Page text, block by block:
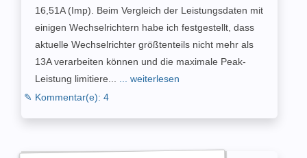
16,51A (Imp). Beim Vergleich der Leistungsdaten mit
einigen Wechselrichtern habe ich festgestellt, dass
aktuelle Wechselrichter größtenteils nicht mehr als
13A verarbeiten können und die maximale Peak-
Leistung limitiere...
... weiterlesen
✎ Kommentar(e): 4